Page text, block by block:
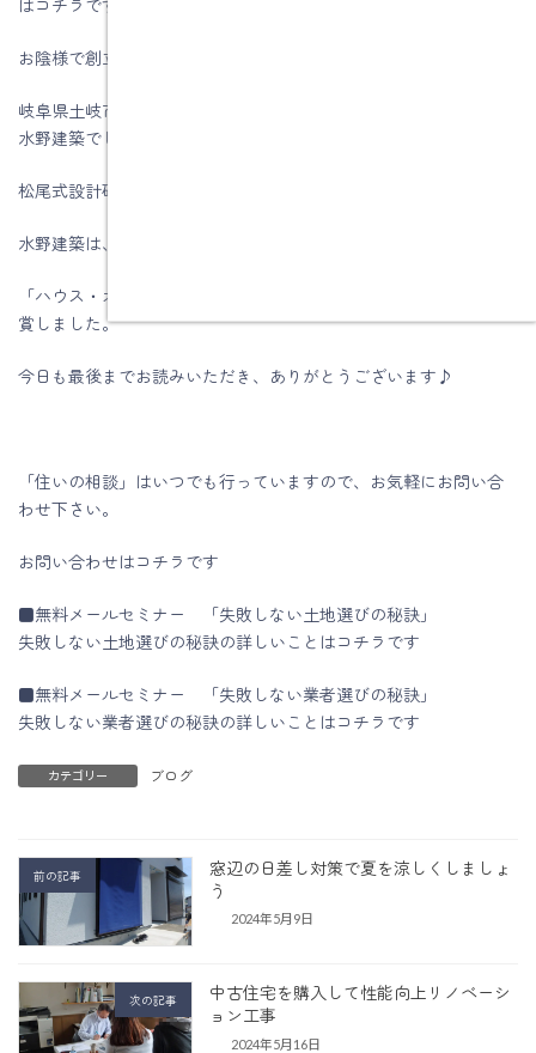
お陰様で創立５9周年を迎える事が出来ました。
岐阜県土岐市、注文住宅＆省エネ・快適・健康リフォーム工事の
水野建築でした。
松尾式設計研修プログラム受講して実践しています。
水野建築は、ZEHビルダー★★★★(四つ星)です
「ハウス・オブ・ザ・イヤー・イン・エナジー2019」優秀賞を受
賞しました。
今日も最後までお読みいただき、ありがとうございます♪
「住いの相談」はいつでも行っていますので、お気軽にお問い合
わせ下さい。
お問い合わせはコチラです
■無料メールセミナー 「失敗しない土地選びの秘訣」
失敗しない土地選びの秘訣の詳しいことはコチラです
■無料メールセミナー 「失敗しない業者選びの秘訣」
失敗しない業者選びの秘訣の詳しいことはコチラです
カテゴリー ブログ
前の記事
窓辺の日差し対策で夏を涼しくしましょ
う
2024年5月9日
次の記事
中古住宅を購入して性能向上リノベーシ
ョン工事
2024年5月16日